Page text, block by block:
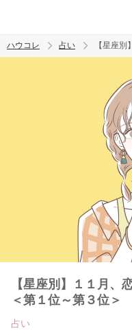
ハウコレ 占い 【星座
【星座別】１１月、
＜第１位～第３位＞
占い